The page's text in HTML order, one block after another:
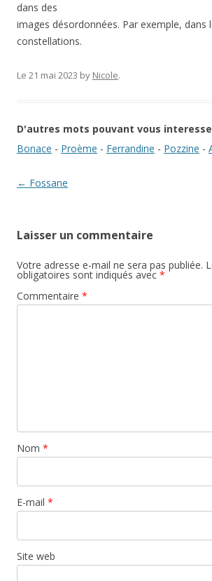
dans des
images désordonnées. Par exemple, dans
constellations.
Le 21 mai 2023 by Nicole.
D'autres mots pouvant vous
Bonace - Proème - Ferrandine - Pozzine -
Navigation des articles
← Fossane
Laisser un commentaire
Votre adresse e-mail ne sera pas publiée.
obligatoires sont indiqués avec *
Commentaire *
Nom *
E-mail *
Site web